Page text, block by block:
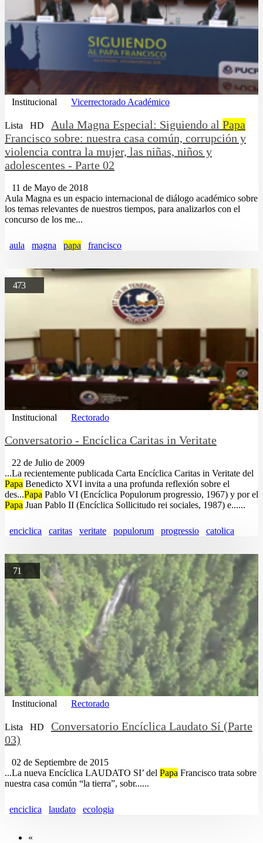
Institucional Vicerrectorado Académico
Lista HD Aula Magna Especial: Siguiendo al Papa
Francisco sobre: nuestra casa común, corrupción y
violencia contra la mujer, las niñas, niños y
adolescentes - Parte 02
11 de Mayo de 2018
Aula Magna es un espacio internacional de diálogo académico sobre
los temas relevantes de nuestros tiempos, para analizarlos con el
concurso de los me...
aula magna papa francisco
473
Institucional Rectorado
Conversatorio - Encíclica Caritas in Veritate
22 de Julio de 2009
...La recientemente publicada Carta Encíclica Caritas in Veritate del
Papa Benedicto XVI invita a una profunda reflexión sobre el
des...Papa Pablo VI (Encíclica Populorum progressio, 1967) y por el
Papa Juan Pablo II (Encíclica Sollicitudo rei sociales, 1987) e......
enciclica caritas veritate populorum progressio catolica
71
Institucional Rectorado
Lista HD
Conversatorio Encíclica Laudato Sí (Parte
03)
02 de Septiembre de 2015
...La nueva Encíclica LAUDATO SI’ del Papa Francisco trata sobre
nuestra casa común “la tierra”, sobr......
enciclica laudato ecologia
«